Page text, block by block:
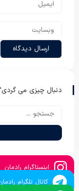
دنبال چیزی می
اینستاگرام رادمان
کانال تلگرام